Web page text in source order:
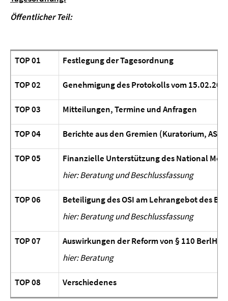
Öffentlicher Teil:
TOP 01 Festlegung der Tagesordnung
TOP 02 Genehmigung des Protokolls vom
TOP 03 Mitteilungen, Termine und Anfragen
TOP 04 Berichte aus den Gremien (Kuratorium, AS,
TOP 05
Finanzielle Unterstützung des National
hier: Beratung und Beschlussfassung
TOP 06
Beteiligung des OSI am Lehrangebot des
hier: Beratung und Beschlussfassung
TOP 07
Auswirkungen der Reform von § 110 BerlHG
hier: Beratung
TOP 08 Verschiedenes